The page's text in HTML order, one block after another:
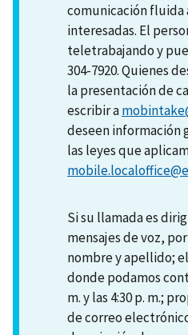
comunicación fluida
interesadas. El
teletrabajando y
304-7920. Quienes
la presentación de
escribir a
deseen información
las leyes que
Si su llamada es
mensajes de voz,
nombre y apellido;
donde podamos
m. y las 4:30 p. m.;
de correo